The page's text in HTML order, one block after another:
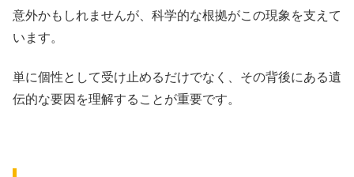
意外かもしれませんが、科学的な根拠がこの現象を支えて
います。
単に個性として受け止めるだけでなく、その背後にある遺
伝的な要因を理解することが重要です。